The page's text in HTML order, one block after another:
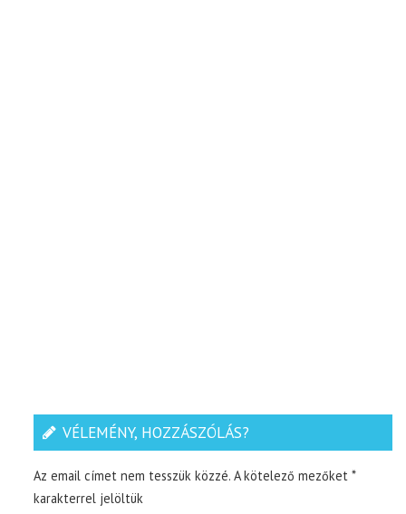
VÉLEMÉNY, HOZZÁSZÓLÁS?
Az email címet nem tesszük közzé. A kötelező mezőket*
karakterrel jelöltük